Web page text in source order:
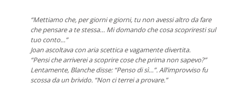
“Mettiamo che, per giorni e giorni, tu non avessi altro da fare
che pensare a te stessa… Mi domando che cosa scopriresti sul
tuo conto…”
Joan ascoltava con aria scettica e vagamente divertita.
“Pensi che arriverei a scoprire cose che prima non sapevo?”
Lentamente, Blanche disse: “Penso di sì…”. All’improvviso fu
scossa da un brivido. “Non ci terrei a provare.”